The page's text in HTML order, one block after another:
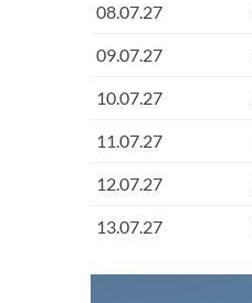
08.07.27
09.07.27
10.07.27
11.07.27
12.07.27
13.07.27
14.07.27